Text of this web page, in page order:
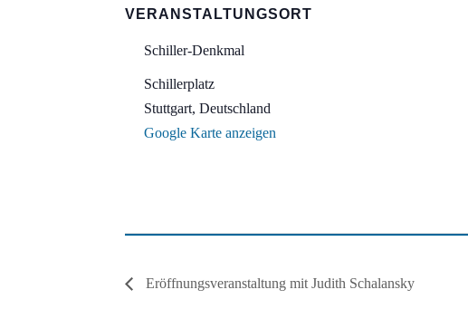
VERANSTALTUNGSORT
Schiller-Denkmal
Schillerplatz
Stuttgart, Deutschland
Google Karte anzeigen
Eröffnungsveranstaltung mit Judith Schalansky